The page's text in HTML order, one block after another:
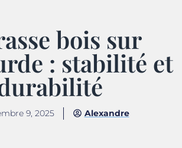
bois sur
: stabilité et
9, 2025 Alexandre